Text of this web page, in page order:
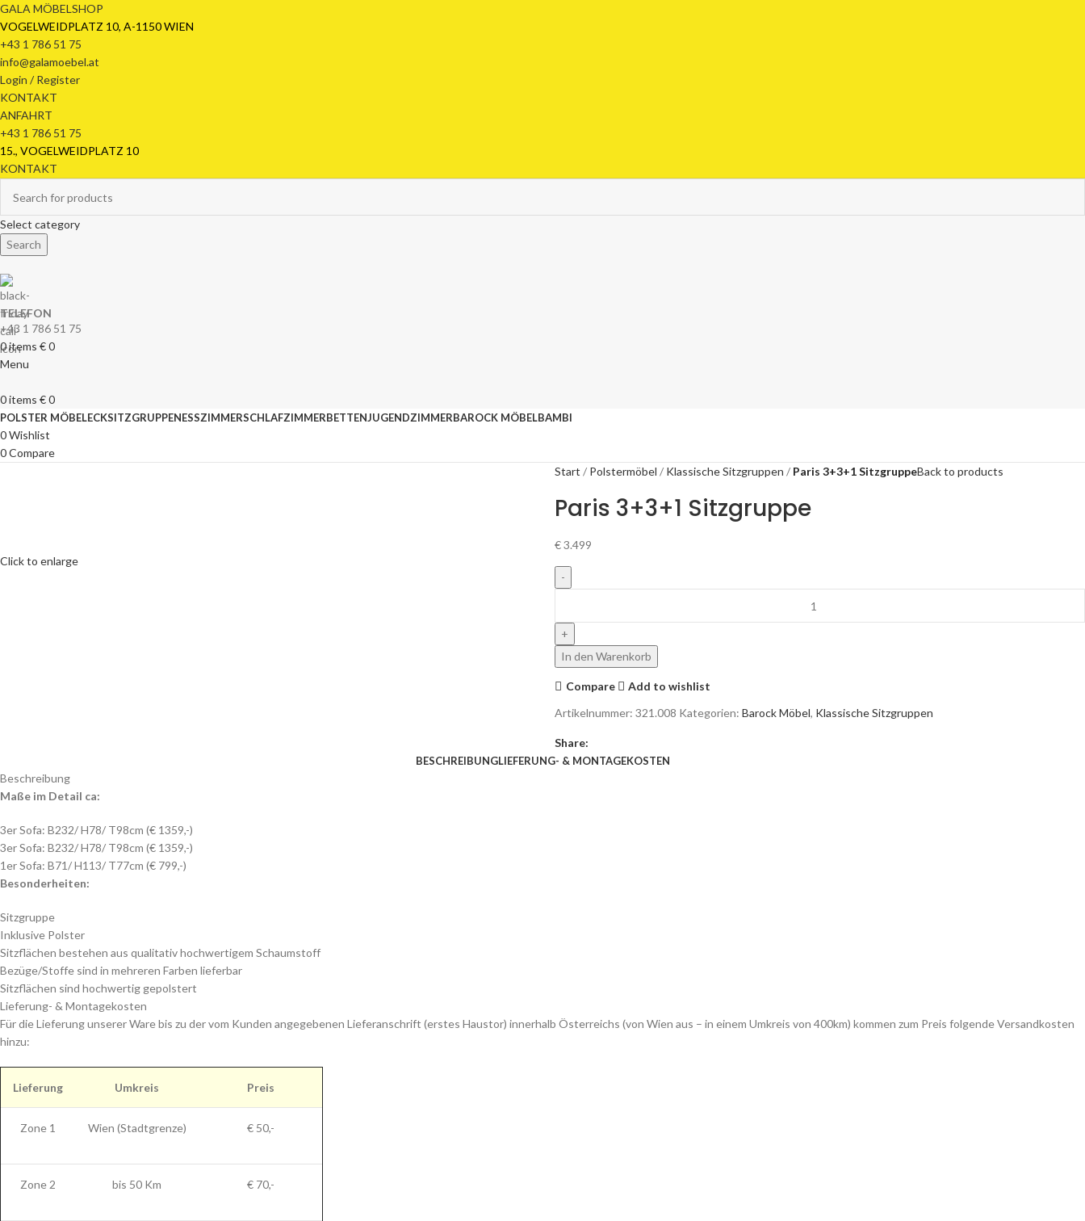
GALA MÖBELSHOP
VOGELWEIDPLATZ 10, A-1150 WIEN
+43 1 786 51 75
info@galamoebel.at
Login / Register
KONTAKT
ANFAHRT
+43 1 786 51 75
15., VOGELWEIDPLATZ 10
KONTAKT
Select category
Search
TELEFON
+43 1 786 51 75
0items €0
Menu
0items €0
POLSTER MÖBELECKSITZGRUPPENESSZIMMERSCHLAFZIMMERBETTENJUGENDZIMMERBAROCK MÖBELBAMBI
0Wishlist
0Compare
Click to enlarge
Start Polstermöbel Klassische Sitzgruppen Paris 3+3+1 SitzgruppeBack to products
Paris 3+3+1 Sitzgruppe
€3.499
In den Warenkorb
Compare
Add to wishlist
Artikelnummer: 321.008 Kategorien: Barock Möbel, Klassische Sitzgruppen
Share:
BESCHREIBUNGLIEFERUNG- & MONTAGEKOSTEN
Beschreibung
Maße im Detail ca:
3er Sofa: B232/ H78/ T98cm (€ 1359,-)
3er Sofa: B232/ H78/ T98cm (€ 1359,-)
1er Sofa: B71/ H113/ T77cm (€ 799,-)
Besonderheiten:
Sitzgruppe
Inklusive Polster
Sitzflächen bestehen aus qualitativ hochwertigem Schaumstoff
Bezüge/Stoffe sind in mehreren Farben lieferbar
Sitzflächen sind hochwertig gepolstert
Lieferung- & Montagekosten
Für die Lieferung unserer Ware bis zu der vom Kunden angegebenen Lieferanschrift (erstes Haustor) innerhalb Österreichs (von Wien aus – in einem Umkreis von 400km) kommen zum Preis folgende Versandkosten
hinzu:
Lieferung Umkreis Preis
Zone 1 Wien (Stadtgrenze) € 50,-
Zone 2 bis 50 Km € 70,-